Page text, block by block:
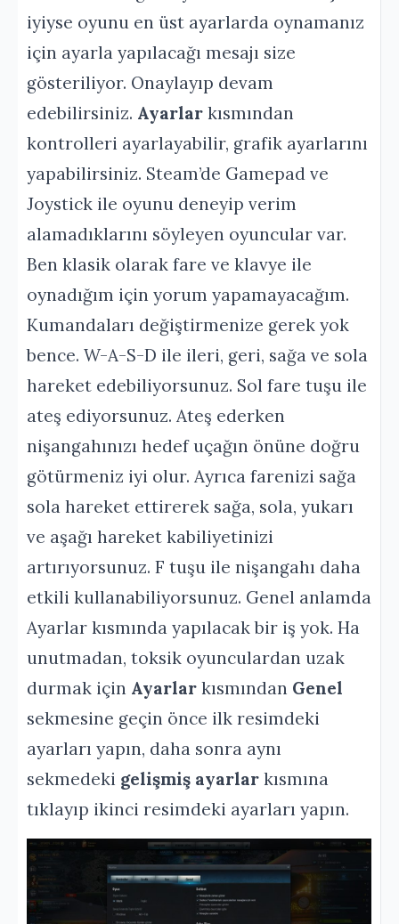
iyiyse oyunu en üst ayarlarda oynamanız
için ayarla yapılacağı mesajı size
gösteriliyor. Onaylayıp devam
edebilirsiniz. Ayarlar kısmından
kontrolleri ayarlayabilir, grafik ayarlarını
yapabilirsiniz. Steam’de Gamepad ve
Joystick ile oyunu deneyip verim
alamadıklarını söyleyen oyuncular var.
Ben klasik olarak fare ve klavye ile
oynadığım için yorum yapamayacağım.
Kumandaları değiştirmenize gerek yok
bence. W-A-S-D ile ileri, geri, sağa ve sola
hareket edebiliyorsunuz. Sol fare tuşu ile
ateş ediyorsunuz. Ateş ederken
nişangahınızı hedef uçağın önüne doğru
götürmeniz iyi olur. Ayrıca farenizi sağa
sola hareket ettirerek sağa, sola, yukarı
ve aşağı hareket kabiliyetinizi
artırıyorsunuz. F tuşu ile nişangahı daha
etkili kullanabiliyorsunuz. Genel anlamda
Ayarlar kısmında yapılacak bir iş yok. Ha
unutmadan, toksik oyunculardan uzak
durmak için Ayarlar kısmından Genel
sekmesine geçin önce ilk resimdeki
ayarları yapın, daha sonra aynı
sekmedeki gelişmiş ayarlar kısmına
tıklayıp ikinci resimdeki ayarları yapın.